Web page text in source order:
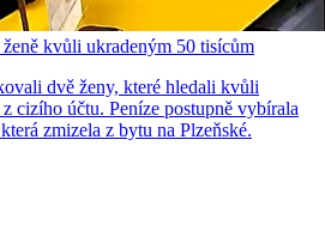
kvůli ukradeným 50 tisícům
dvě ženy, které hledali kvůli
cizího účtu. Peníze postupně vybírala
zmizela z bytu na Plzeňské.